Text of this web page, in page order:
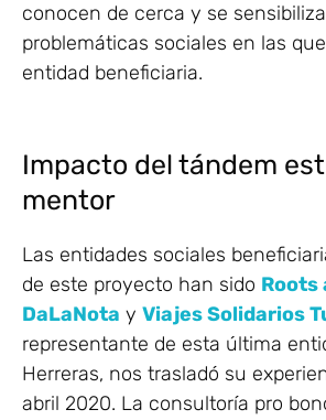
conocen de cerca y se
problemáticas sociales en las
entidad beneficiaria.
Impacto del tándem
mentor
Las entidades sociales
de este proyecto han sido Roots
DaLaNota y Viajes Solidarios
representante de esta última
Herreras, nos trasladó su
abril 2020. La consultoría pro